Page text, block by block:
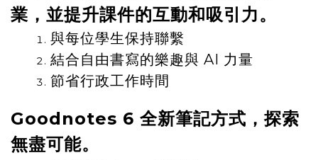
業，並提升課件的互動和吸引力。
與每位學生保持聯繫
結合自由書寫的樂趣與 AI 力量
節省行政工作時間
Goodnotes 6 全新筆記方式，探索
無盡可能。